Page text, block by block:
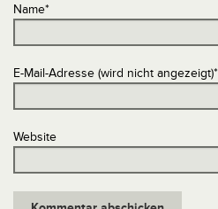
Name*
E-Mail-Adresse (wird nicht angezeigt)*
Website